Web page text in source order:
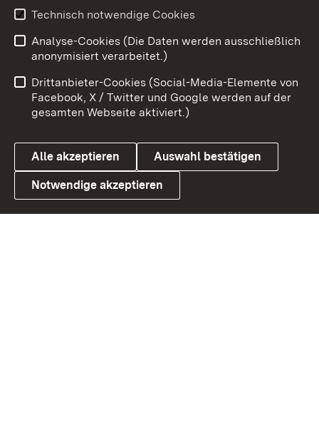
Youtube
Link zum Landesportal
Benutzungshinweise
Barrierefreiheit
Datenschutz
Cookies
Technisch notwendige Cookies
Analyse-Cookies (Die Daten werden ausschließlich
anonymisiert verarbeitet.)
Drittanbieter-Cookies (Social-Media-Elemente von
Facebook, X / Twitter und Google werden auf der
gesamten Webseite aktiviert.)
Alle akzeptieren Auswahl bestätigen
Notwendige akzeptieren